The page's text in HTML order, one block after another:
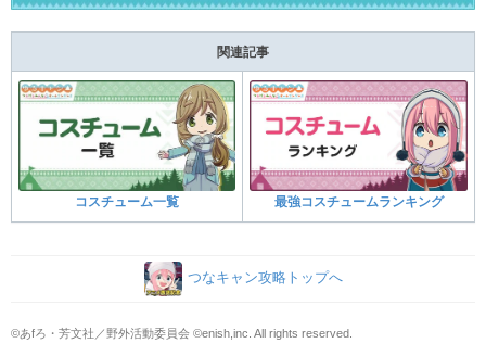
関連記事
コスチューム一覧 最強コスチュームランキング
つなキャン攻略トップへ
©あfろ・芳文社／野外活動委員会 ©enish,inc. All rights reserved.